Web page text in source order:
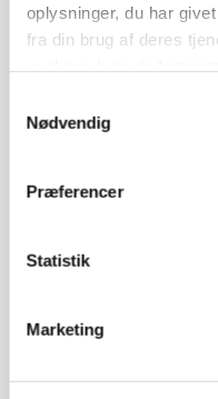
oplysninger, du har
fra din brug af deres
Nødvendig
Præferencer
Statistik
Marketing
GRISE
Svineproducenter